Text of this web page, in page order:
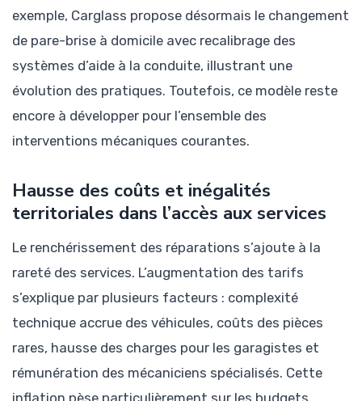
exemple, Carglass propose désormais le changement
de pare-brise à domicile avec recalibrage des
systèmes d’aide à la conduite, illustrant une
évolution des pratiques. Toutefois, ce modèle reste
encore à développer pour l’ensemble des
interventions mécaniques courantes.
Hausse des coûts et inégalités
territoriales dans l’accès aux services
Le renchérissement des réparations s’ajoute à la
rareté des services. L’augmentation des tarifs
s’explique par plusieurs facteurs : complexité
technique accrue des véhicules, coûts des pièces
rares, hausse des charges pour les garagistes et
rémunération des mécaniciens spécialisés. Cette